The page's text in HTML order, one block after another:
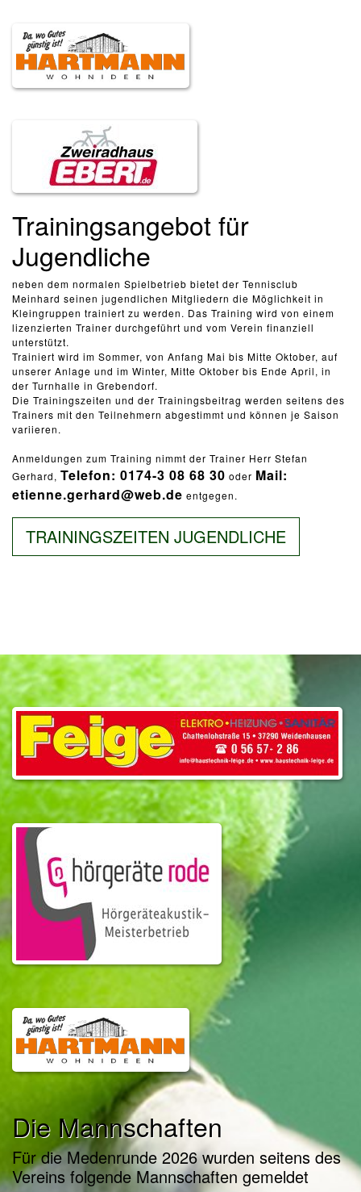
Trainingsangebot für
Jugendliche
neben dem normalen Spielbetrieb bietet der Tennisclub
Meinhard seinen jugendlichen Mitgliedern die Möglichkeit in
Kleingruppen trainiert zu werden. Das Training wird von einem
lizenzierten Trainer durchgeführt und vom Verein finanziell
unterstützt.
Trainiert wird im Sommer, von Anfang Mai bis Mitte Oktober, auf
unserer Anlage und im Winter, Mitte Oktober bis Ende April, in
der Turnhalle in Grebendorf.
Die Trainingszeiten und der Trainingsbeitrag werden seitens des
Trainers mit den Teilnehmern abgestimmt und können je Saison
variieren.
Anmeldungen zum Training nimmt der Trainer Herr Stefan
Gerhard, Telefon: 0174-3 08 68 30 oder Mail:
etienne.gerhard@web.de entgegen.
TRAININGSZEITEN JUGENDLICHE
Die Mannschaften
Für die Medenrunde 2026 wurden seitens des
Vereins folgende Mannschaften gemeldet